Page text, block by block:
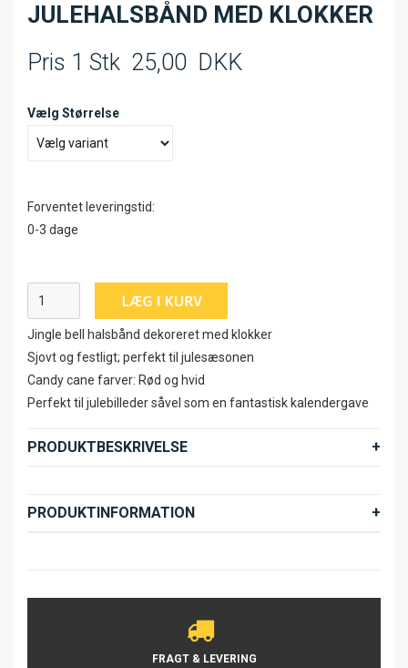
JULEHALSBÅND MED KLOKKER
Pris 1 Stk 25,00 DKK
Vælg Størrelse
Forventet leveringstid:
0-3 dage
Jingle bell halsbånd dekoreret med klokker
Sjovt og festligt; perfekt til julesæsonen
Candy cane farver: Rød og hvid
Perfekt til julebilleder såvel som en fantastisk kalendergave
PRODUKTBESKRIVELSE
PRODUKTINFORMATION
FRAGT & LEVERING